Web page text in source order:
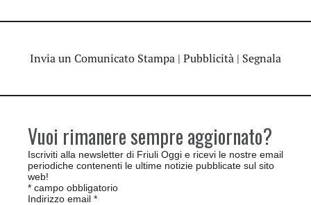
Invia un Comunicato Stampa | Pubblicità | Segnala
Vuoi rimanere sempre aggiornato?
Iscriviti alla newsletter di Friuli Oggi e ricevi le nostre email
periodiche contenenti le ultime notizie pubblicate sul sito
web!
* campo obbligatorio
Indirizzo email *